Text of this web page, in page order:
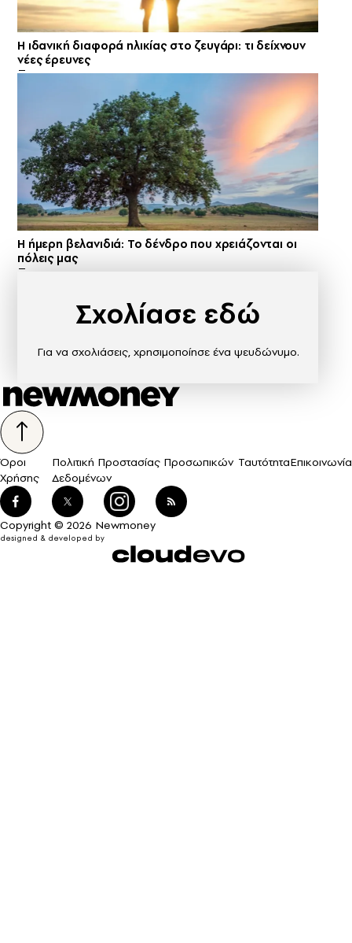
Η ιδανική διαφορά ηλικίας στο ζευγάρι: τι δείχνουν
νέες έρευνες
Η ήμερη βελανιδιά: Το δένδρο που χρειάζονται οι
πόλεις μας
Σχολίασε εδώ
Για να σχολιάσεις, χρησιμοποίησε ένα ψευδώνυμο.
Όροι
Χρήσης
Πολιτική Προστασίας Προσωπικών
Δεδομένων
ΤαυτότηταΕπικοινωνία
Copyright © 2026 Newmoney
designed & developed by